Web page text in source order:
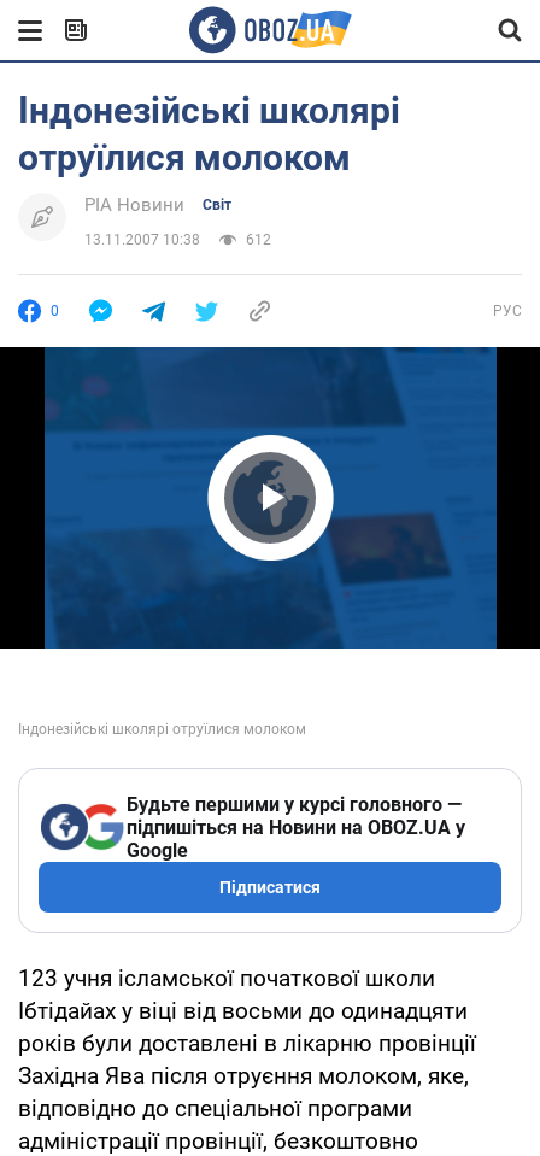
Індонезійські школярі
отруїлися молоком
РІА Новини Світ
13.11.2007 10:38 612
0 РУС
Play Video
Будьте першими у курсі головного —
підпишіться на Новини на OBOZ.UA у
Google
Підписатися
123 учня ісламської початкової школи
Ібтідайах у віці від восьми до одинадцяти
років були доставлені в лікарню провінції
Західна Ява після отруєння молоком, яке,
відповідно до спеціальної програми
адміністрації провінції, безкоштовно